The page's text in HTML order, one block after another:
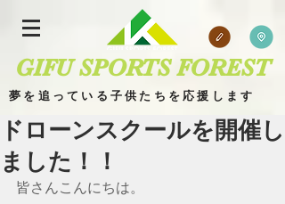
GIFU SPORTS FOREST
夢を追っている子供たちを応援します
ドローンスクールを開催し
ました！！
皆さんこんにちは。